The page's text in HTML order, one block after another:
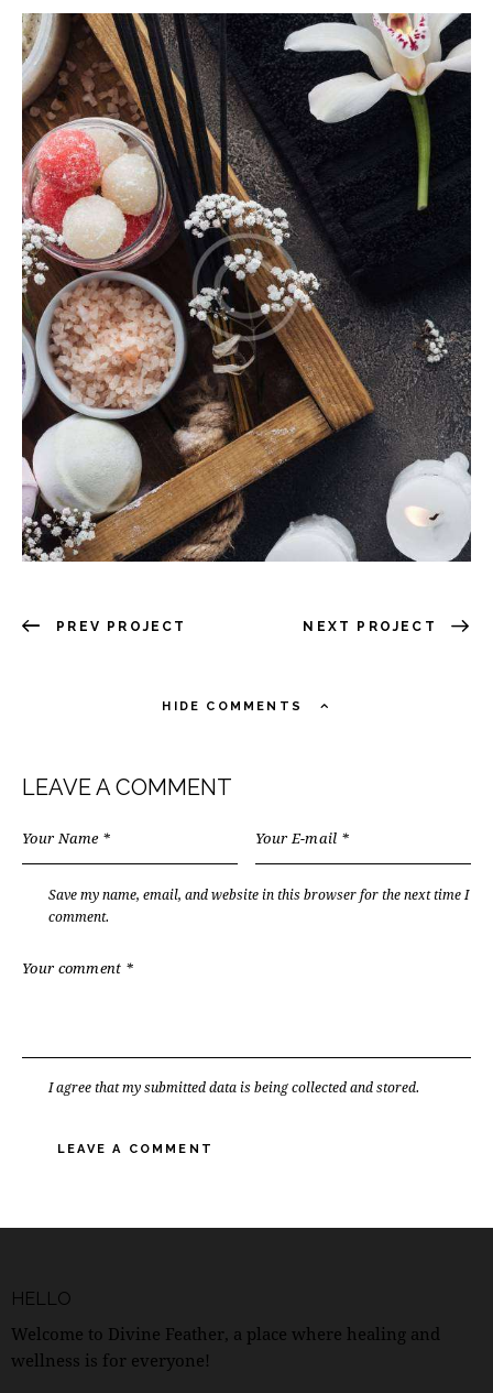
PREV PROJECT NEXT PROJECT
HIDE COMMENTS
LEAVE A COMMENT
Save my name, email, and website in this browser for the next time I
comment.
I agree that my submitted data is being collected and stored.
HELLO
Welcome to Divine Feather, a place where healing and
wellness is for everyone!